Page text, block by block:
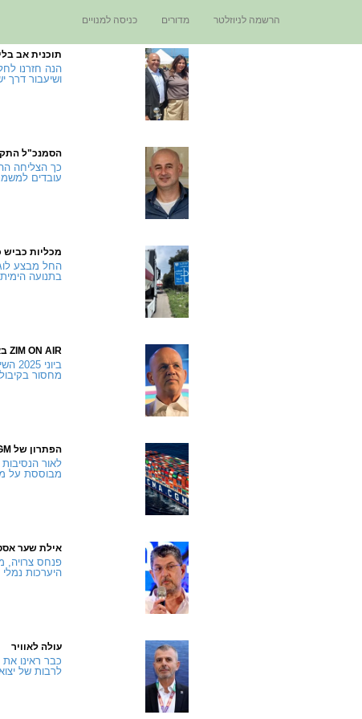
כניסה למנויים מדורים הרשמה לניוזלטר
תוכנית אב
ושיעבור דרך
הסמנכ"ל
כך הצליחה
עובדים למשמרות
מכליות כביש
החל מבצע
בתנועה הימית
ZIM ON AIR באוויר
מחסור
הפתרון של CMA CGM
מבוססת על
אילת שער
פנחס צרויה,
היערכות
עולה לאוויר
לרבות של